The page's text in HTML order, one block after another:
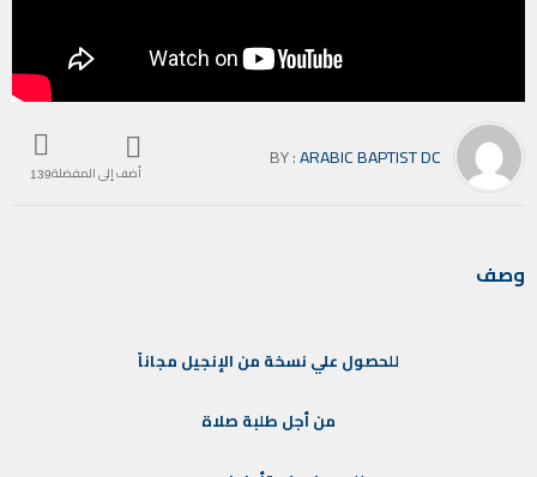
أضف إلى المفضلة139
BY :ARABIC BAPTIST DC
وصف
للحصول علي نسخة من الإنجيل مجاناً
منأجل طلبة صلاة